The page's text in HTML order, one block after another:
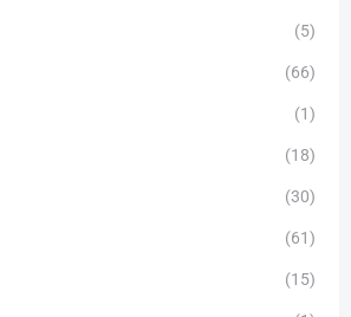
(5)
(66)
(1)
(18)
(30)
(61)
(15)